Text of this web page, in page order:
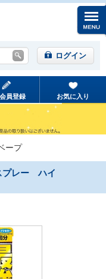
ログイン
員登録 お気に入り
ープ
レー ハイ